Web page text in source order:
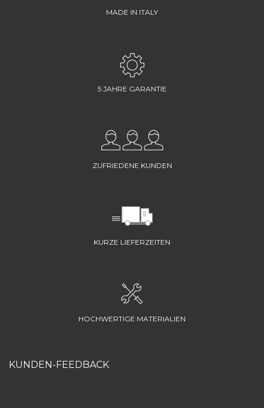
MADE IN ITALY
5 JAHRE GARANTIE
ZUFRIEDENE KUNDEN
KURZE LIEFERZEITEN
HOCHWERTIGE MATERIALIEN
KUNDEN-FEEDBACK